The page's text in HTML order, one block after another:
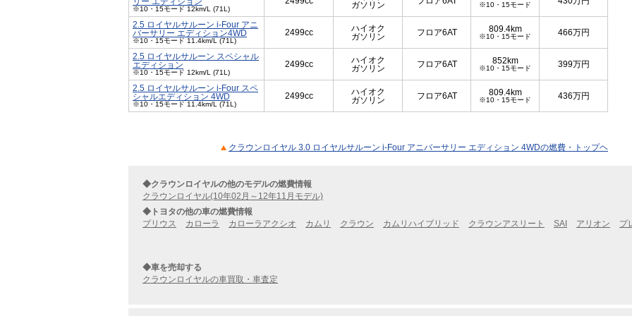
※10・15モード 12km/L (71L)
ガソリン
※10・15モード
2.5 ロイヤルサルーン i-Four アニ
バーサリー エディション4WD
※10・15モード 11.4km/L (71L)
2499cc
ハイオク
ガソリン
フロア6AT 809.4km
※10・15モード 466万円
2.5 ロイヤルサルーン スペシャル
エディション
※10・15モード 12km/L (71L)
2499cc
ハイオク
ガソリン
フロア6AT 852km
※10・15モード 399万円
2.5 ロイヤルサルーン i-Four スペ
シャルエディション 4WD
※10・15モード 11.4km/L (71L)
2499cc
ハイオク
ガソリン
フロア6AT 809.4km
※10・15モード 436万円
クラウンロイヤル 3.0 ロイヤルサルーン i-Four アニバーサリー エディション 4WDの燃費・トップヘ
◆クラウンロイヤルの他のモデルの燃費情報
クラウンロイヤル(10年02月～12年11月モデル)
◆トヨタの他の車の燃費情報
プリウス
カローラ カローラアクシオ カムリ クラウン カムリハイブリッド クラウンアスリート SAI アリオン プ
◆車を売却する
クラウンロイヤルの車買取・車査定